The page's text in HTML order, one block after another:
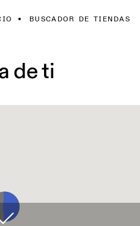
BUSCADOR DE TIENDAS
de ti